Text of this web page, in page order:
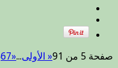
صفحة 5 من 91 « الأولى...
«
67